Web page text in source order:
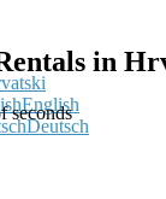
English
Deutsch
in
seconds